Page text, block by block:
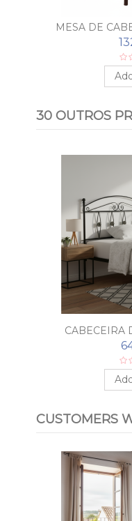
MESA DE
30 OUTROS
CABECEIRA
CUSTOMERS